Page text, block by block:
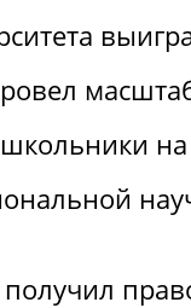
получил